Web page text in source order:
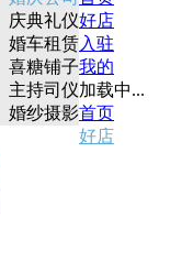
庆典礼仪
婚车租赁
喜糖铺子
主持司仪
婚纱摄影
好店
入驻
我的
加载中...
首页
好店